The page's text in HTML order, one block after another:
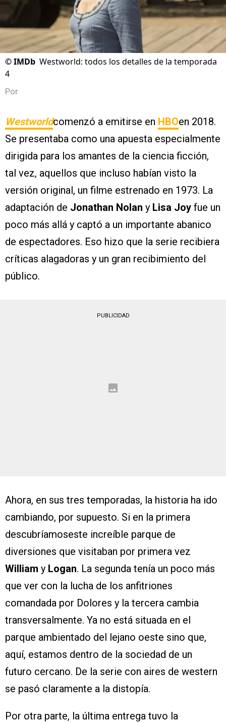
©IMDb Westworld: todos los detalles de la temporada
4
Por
Westworldcomenzó a emitirse en HBOen 2018.
Se presentaba como una apuesta especialmente
dirigida para los amantes de la ciencia ficción,
tal vez, aquellos que incluso habían visto la
versión original, un filme estrenado en 1973. La
adaptación de Jonathan Nolan y Lisa Joy fue un
poco más allá y captó a un importante abanico
de espectadores. Eso hizo que la serie recibiera
críticas alagadoras y un gran recibimiento del
público.
PUBLICIDAD
Ahora, en sus tres temporadas, la historia ha ido
cambiando, por supuesto. Si en la primera
descubríamoseste increíble parque de
diversiones que visitaban por primera vez
William y Logan. La segunda tenía un poco más
que ver con la lucha de los anfitriones
comandada por Dolores y la tercera cambia
transversalmente. Ya no está situada en el
parque ambientado del lejano oeste sino que,
aquí, estamos dentro de la sociedad de un
futuro cercano. De la serie con aires de western
se pasó claramente a la distopía.
Por otra parte, la última entrega tuvo la